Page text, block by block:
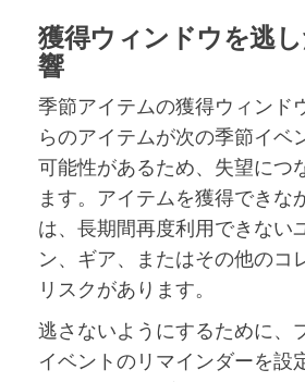
獲得ウィンドウを逃
響
季節アイテムの獲得ウィンド
らのアイテムが次の季節イベ
可能性があるため、失望につ
ます。アイテムを獲得できな
は、長期間再度利用できない
ン、ギア、またはその他のコ
リスクがあります。
逃さないようにするために、
イベントのリマインダーを設